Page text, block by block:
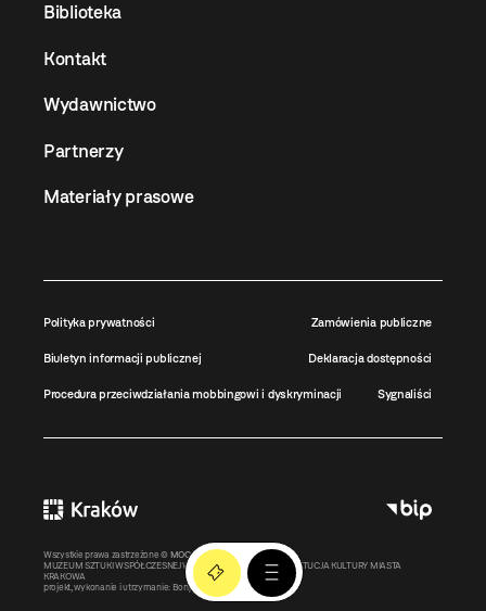
Biblioteka
Kontakt
Wydawnictwo
Partnerzy
Materiały prasowe
Polityka prywatności Zamówienia publiczne
Biuletyn informacji publicznej Deklaracja dostępności
Procedura przeciwdziałania mobbingowi i dyskryminacji Sygnaliści
Wszystkie prawa zastrzeżone © MOCAK2011-2026
MUZEUM SZTUKI WSPÓŁCZESNEJ W KRAKOWIE MOCAK – INSTYTUCJA KULTURY MIASTA
KRAKOWA
projekt, wykonanie i utrzymanie: Bonjour.pl